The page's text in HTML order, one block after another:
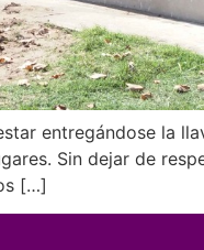
entregándose la
Sin dejar de
[…]